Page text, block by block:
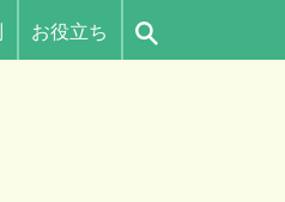
お役立ち